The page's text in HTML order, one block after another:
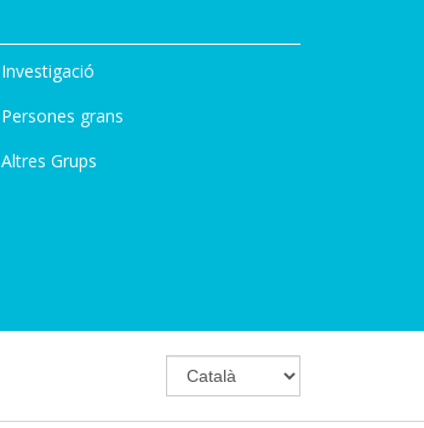
Investigació
Persones grans
Altres Grups